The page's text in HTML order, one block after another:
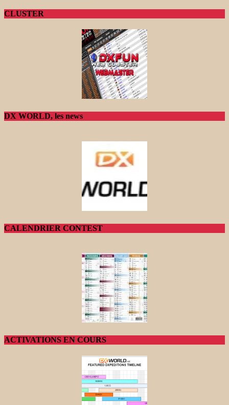
CLUSTER
DX WORLD, les news
CALENDRIER CONTEST
ACTIVATIONS EN COURS